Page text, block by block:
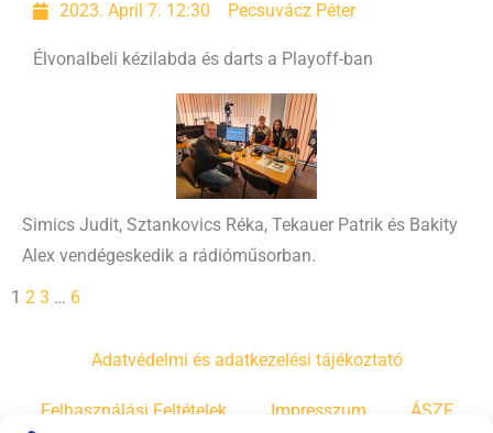
2023. April 7. 12:30 Pecsuvácz Péter
Élvonalbeli kézilabda és darts a Playoff-ban
Simics Judit, Sztankovics Réka, Tekauer Patrik és Bakity
Alex vendégeskedik a rádióműsorban.
1 2 3 … 6
Adatvédelmi és adatkezelési tájékoztató
Felhasználási Feltételek Impresszum ÁSZF